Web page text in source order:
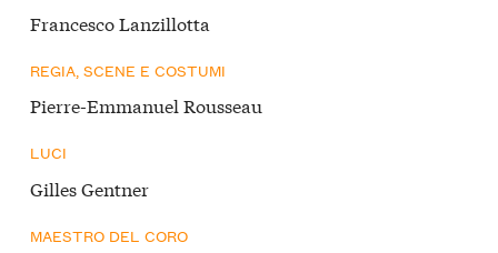
Francesco Lanzillotta
REGIA, SCENE E COSTUMI
Pierre-Emmanuel Rousseau
LUCI
Gilles Gentner
MAESTRO DEL CORO